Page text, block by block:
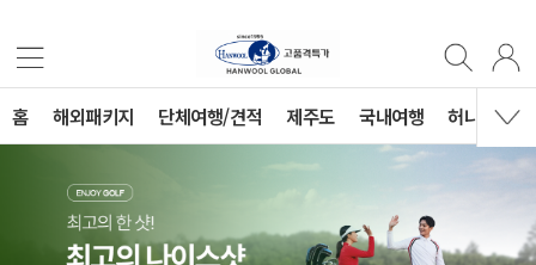
홈 해외패키지 단체여행/견적 제주도 국내여행 허니문